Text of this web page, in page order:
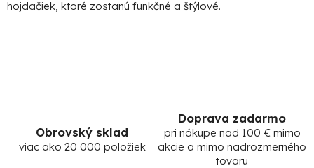
hojdačiek, ktoré zostanú funkčné a štýlové.
Obrovský sklad
viac ako 20 000 položiek
Doprava zadarmo
pri nákupe nad 100 € mimo
akcie a mimo nadrozmerného
tovaru